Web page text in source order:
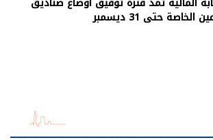
الخاصة حتى 31 ديسمبر